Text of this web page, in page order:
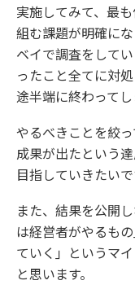
実施してみて、最
組む課題が明確に
ベイで調査をして
ったこと全てに対
途半端に終わってし
やるべきことを絞
成果が出たという
目指していきたいで
また、結果を公開
は経営者がやるも
ていく」というマ
と思います。